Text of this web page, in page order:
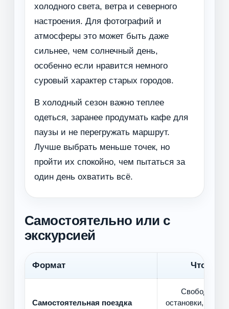
холодного света, ветра и северного
настроения. Для фотографий и
атмосферы это может быть даже
сильнее, чем солнечный день,
особенно если нравится немного
суровый характер старых городов.
В холодный сезон важно теплее
одеться, заранее продумать кафе для
паузы и не перегружать маршрут.
Лучше выбрать меньше точек, но
пройти их спокойно, чем пытаться за
один день охватить всё.
Самостоятельно или с
экскурсией
Формат Что
Самостоятельная поездка
Свободный
остановки, кафе,